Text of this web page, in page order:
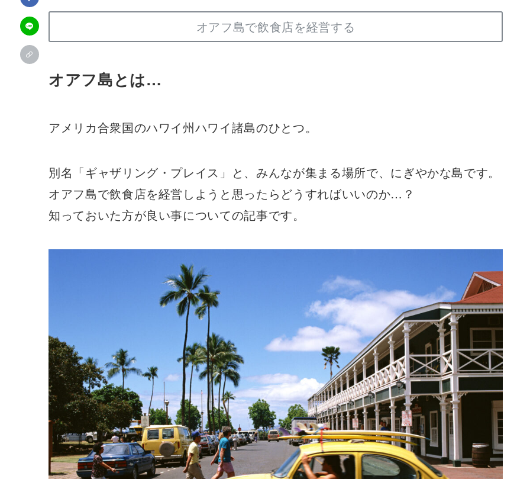
オアフ島で飲食店を経営する
オアフ島とは…
アメリカ合衆国のハワイ州ハワイ諸島のひとつ。
別名「ギャザリング・プレイス」と、みんなが集まる場所で、にぎやかな島です。
オアフ島で飲食店を経営しようと思ったらどうすればいいのか…？
知っておいた方が良い事についての記事です。